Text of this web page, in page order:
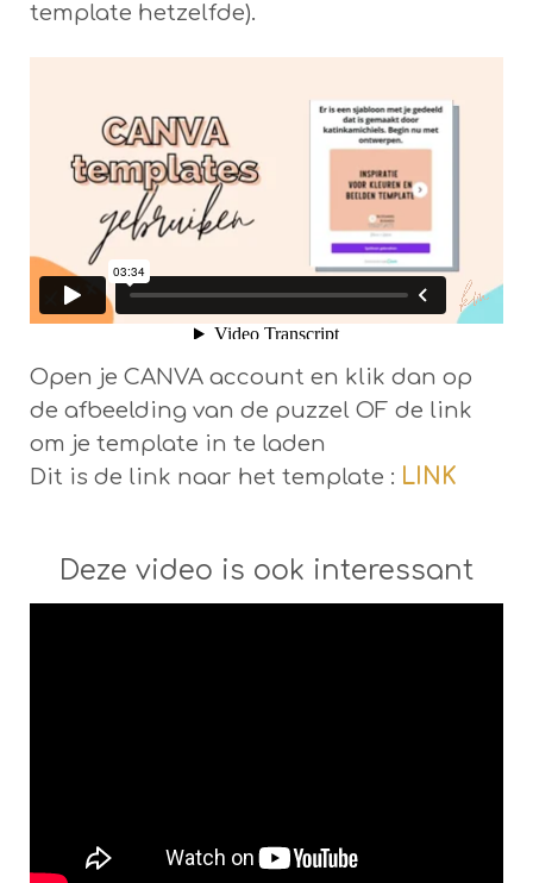
template hetzelfde).
Open je CANVA account en klik dan op
de afbeelding van de puzzel OF de link
om je template in te laden
Dit is de link naar het template : LINK
Deze video is ook interessant